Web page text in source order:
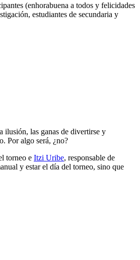
(enhorabuena a todos y felicidades
estudiantes de secundaria y
ilusión, las ganas de divertirse y
Por algo será, ¿no?
torneo e Itzi Uribe, responsable de
y estar el día del torneo, sino que